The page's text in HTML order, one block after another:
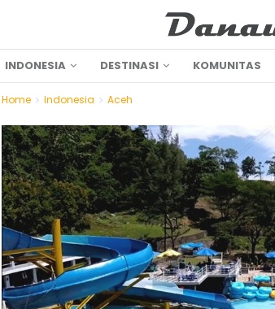
INDONESIA DESTINASI KOMUNITAS
Home Indonesia Aceh